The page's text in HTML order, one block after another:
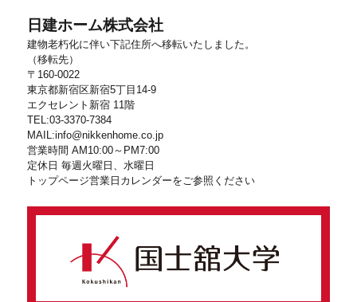
日建ホーム株式会社
建物老朽化に伴い下記住所へ移転いたしました。
（移転先）
〒160-0022
東京都新宿区新宿5丁目14-9
エクセレント新宿 11階
TEL:03-3370-7384
MAIL:info@nikkenhome.co.jp
営業時間 AM10:00～PM7:00
定休日 毎週火曜日、水曜日
トップページ営業日カレンダーをご参照ください